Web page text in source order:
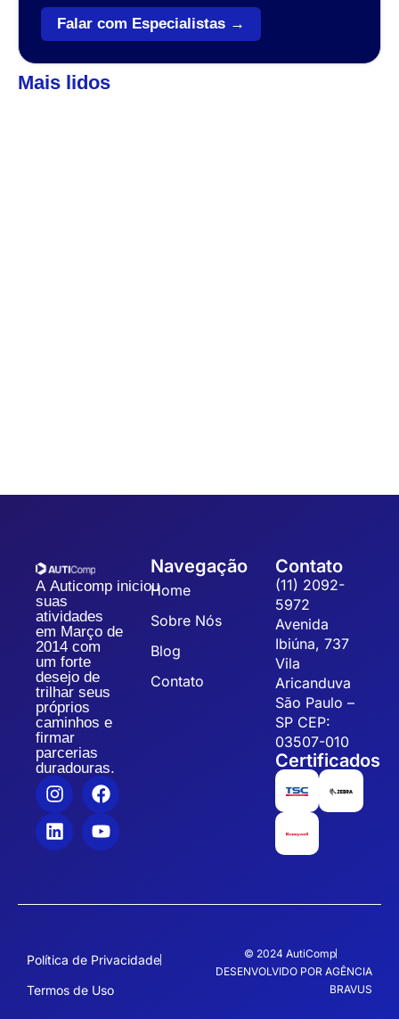
Falar com Especialistas →
Mais lidos
A Auticomp iniciou
suas
atividades
em Março de
2014 com
um forte
desejo de
trilhar seus
próprios
caminhos e
firmar
parcerias
duradouras.
Navegação
Home
Sobre Nós
Blog
Contato
Contato
(11) 2092-
5972
Avenida
Ibiúna, 737
Vila
Aricanduva
São Paulo –
SP CEP:
03507-010
Certificados
Política de Privacidade
Termos de Uso
© 2024 AutiComp
DESENVOLVIDO POR AGÊNCIA
BRAVUS